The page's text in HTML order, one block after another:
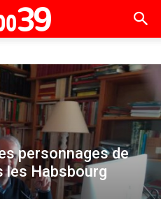
personnages de
les Habsbourg